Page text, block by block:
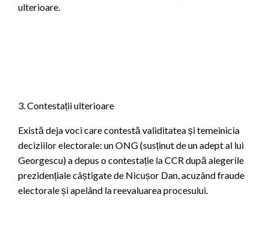
ulterioare.
3. Contestații ulterioare
Există deja voci care contestă validitatea și temeinicia
deciziilor electorale: un ONG (susținut de un adept al lui
Georgescu) a depus o contestație la CCR după alegerile
prezidențiale câștigate de Nicușor Dan, acuzând fraude
electorale și apelând la reevaluarea procesului.